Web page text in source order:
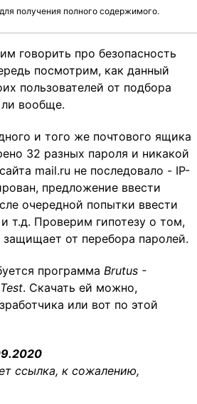
получения полного содержимого.
говорить про безопасность
посмотрим, как данный
пользователей от подбора
вообще.
и того же почтового ящика
32 разных пароля и никакой
mail.ru не последовало - IP-
предложение ввести
очередной попытки ввести
т.д. Проверим гипотезу о том,
от перебора паролей.
программа Brutus -
. Скачать ей можно,
или вот по этой
ссылка, к сожалению,